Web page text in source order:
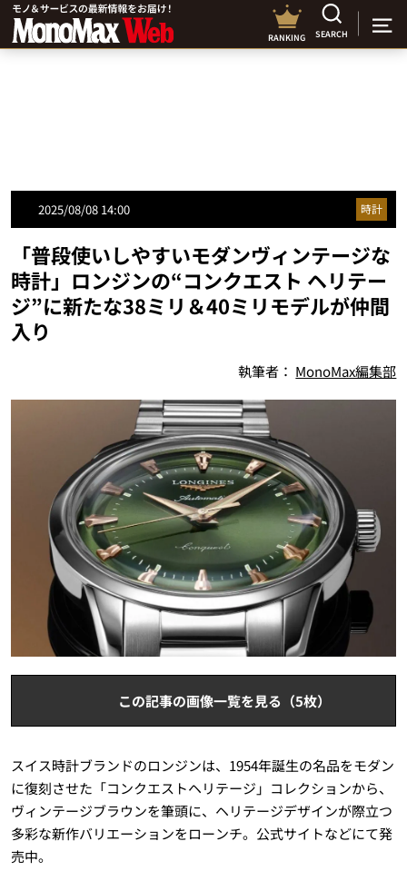
RANKING SEARCH
2025/08/08 14:00 時計
「普段使いしやすいモダンヴィンテージな
時計」ロンジンの“コンクエスト ヘリテー
ジ”に新たな38ミリ＆40ミリモデルが仲間
入り
執筆者： MonoMax編集部
この記事の画像一覧を見る（5枚）
スイス時計ブランドのロンジンは、1954年誕生の名品をモダン
に復刻させた「コンクエストヘリテージ」コレクションから、
ヴィンテージブラウンを筆頭に、ヘリテージデザインが際立つ
多彩な新作バリエーションをローンチ。公式サイトなどにて発
売中。